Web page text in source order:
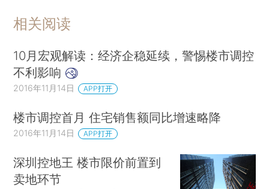
相关阅读
10月宏观解读：经济企稳延续，警惕楼市调控
不利影响
2016年11月14日 APP打开
楼市调控首月 住宅销售额同比增速略降
2016年11月14日 APP打开
深圳控地王 楼市限价前置到
卖地环节